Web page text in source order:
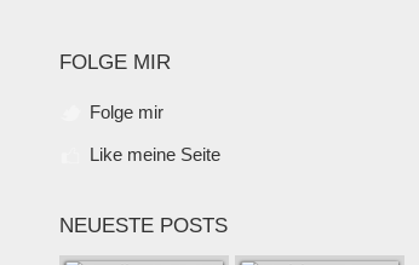
FOLGE MIR
Folge mir
Like meine Seite
NEUESTE POSTS